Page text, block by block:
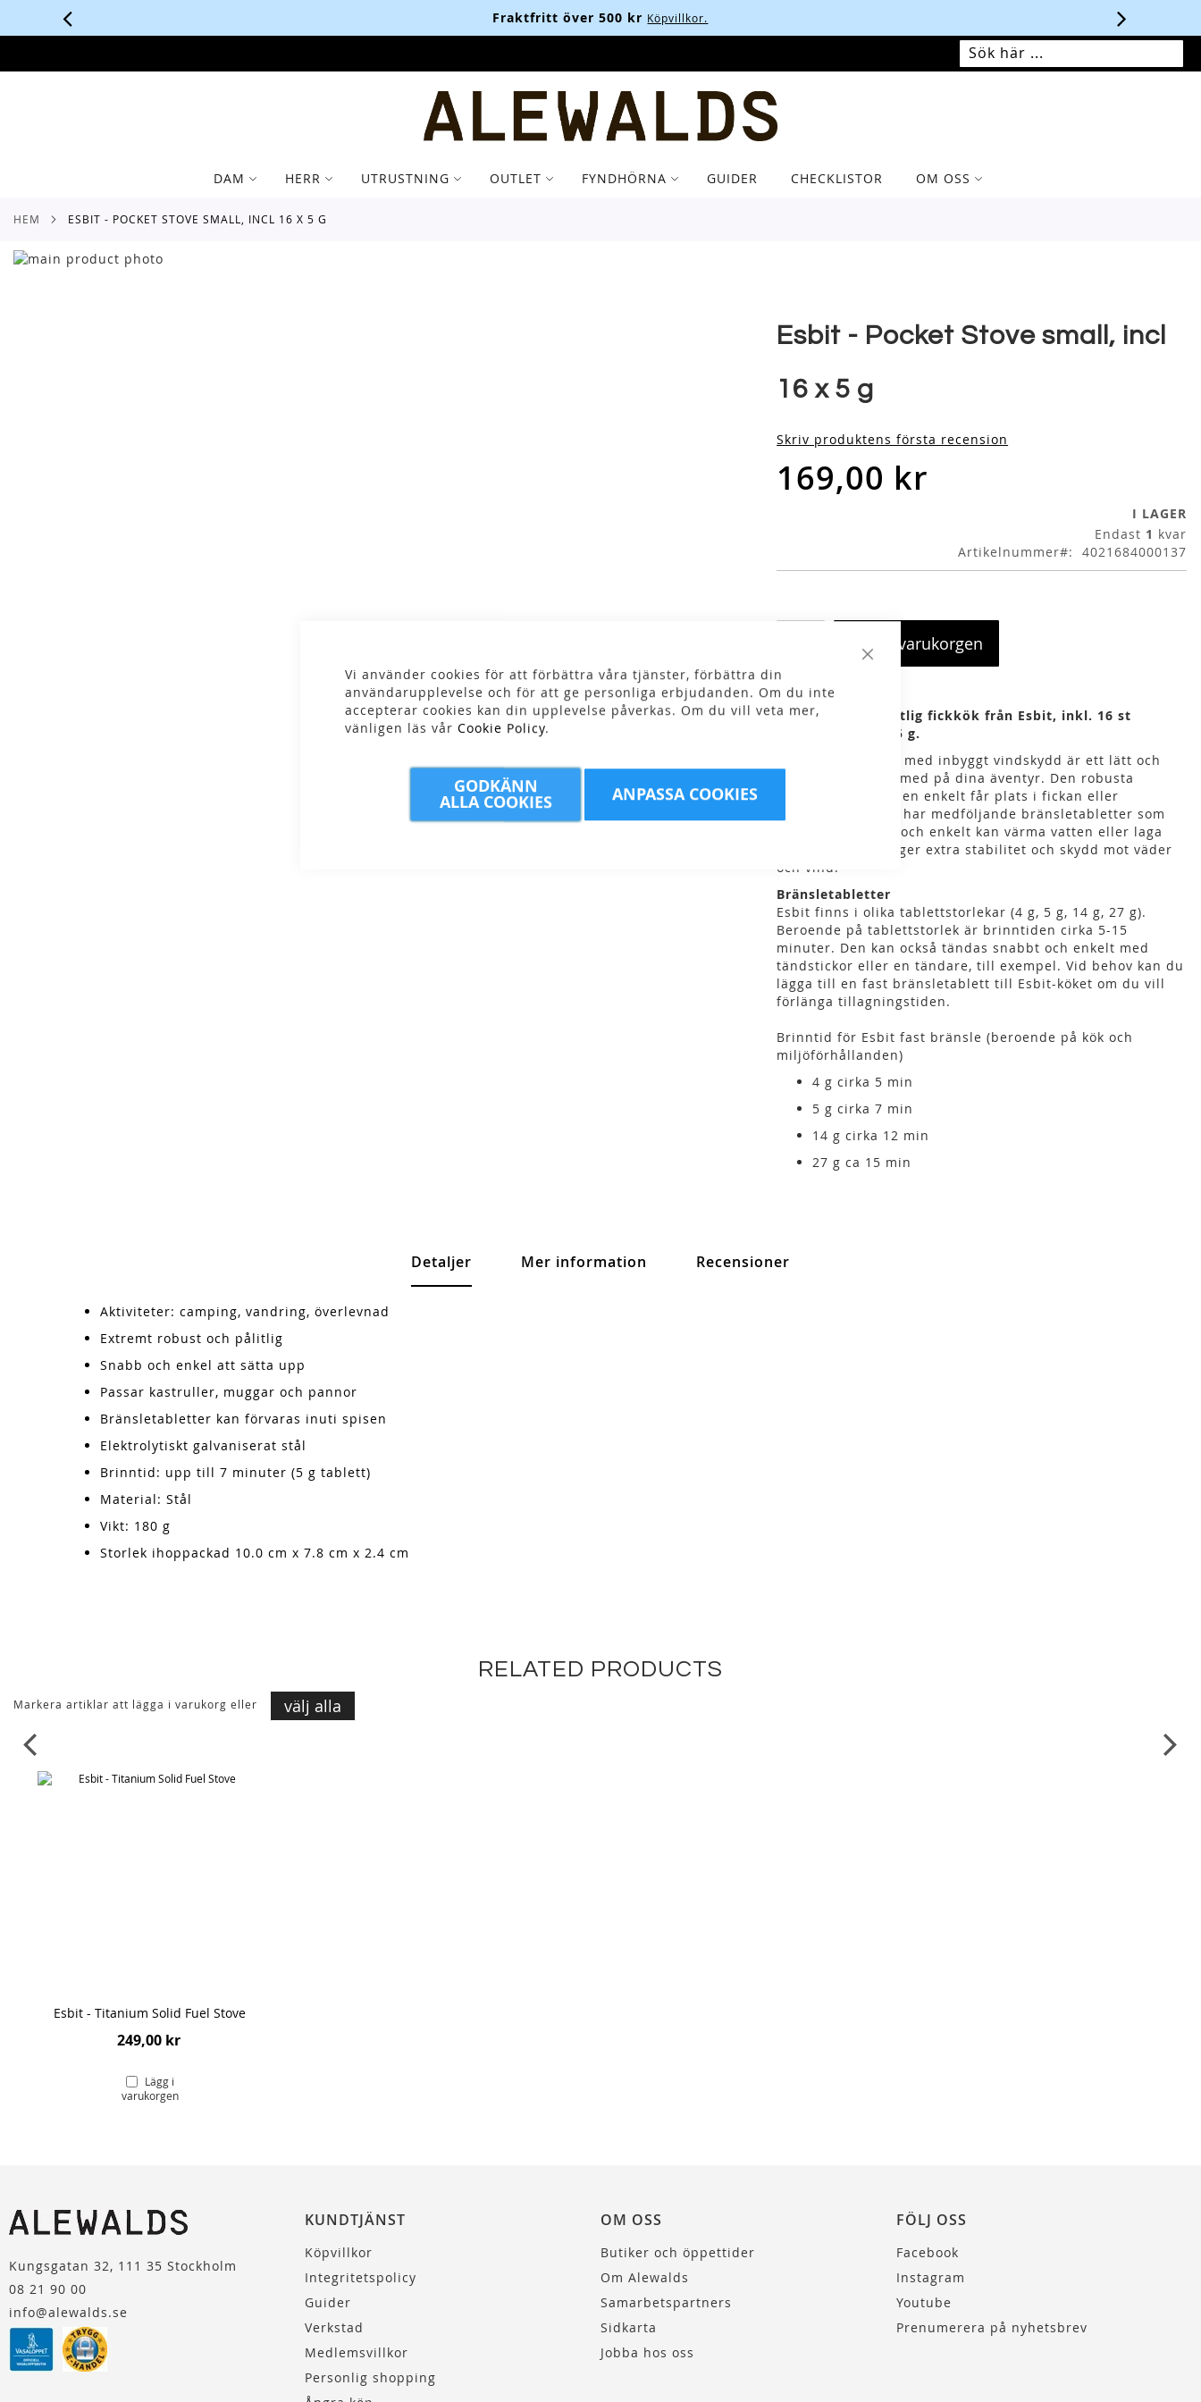
Stäng
Vi använder cookies för att förbättra våra tjänster, förbättra din
användarupplevelse och för att ge personliga erbjudanden. Om du inte
accepterar cookies kan din upplevelse påverkas. Om du vill veta mer,
vänligen läs vår Cookie Policy.
GODKÄNN
ALLA COOKIES ANPASSA COOKIES
Fraktfritt över 500 kr Köpvillkor.
SÖK SÖK
MIN VARUKORG
DAM HERR UTRUSTNING OUTLET FYNDHÖRNA GUIDER CHECKLISTOR OM OSS
HEM ESBIT - POCKET STOVE SMALL, INCL 16 X 5 G
Skip
Esbit - Pocket Stove small, incl
16 x 5 g
Skriv produktens första recension
169,00 kr
I LAGER
Endast 1 kvar
Artikelnummer
4021684000137
Lägg i varukorgen
Kompakt och pålitlig fickkök från Esbit, inkl. 16 st
bränsletabletter 5 g.
Esbit Pocket Stove med inbyggt vindskydd är ett lätt och
smidigt kök att ta med på dina äventyr. Den robusta
designen gör att den enkelt får plats i fickan eller
ryggsäcken. Köket har medföljande bränsletabletter som
gör att du snabbt och enkelt kan värma vatten eller laga
mat. Vindskyddet ger extra stabilitet och skydd mot väder
och vind.
Bränsletabletter
Esbit finns i olika tablettstorlekar (4 g, 5 g, 14 g, 27 g).
Beroende på tablettstorlek är brinntiden cirka 5-15
minuter. Den kan också tändas snabbt och enkelt med
tändstickor eller en tändare, till exempel. Vid behov kan du
lägga till en fast bränsletablett till Esbit-köket om du vill
förlänga tillagningstiden.
Brinntid för Esbit fast bränsle (beroende på kök och
miljöförhållanden)
4 g cirka 5 min
5 g cirka 7 min
14 g cirka 12 min
27 g ca 15 min
Detaljer
Aktiviteter: camping, vandring, överlevnad
Extremt robust och pålitlig
Snabb och enkel att sätta upp
Passar kastruller, muggar och pannor
Bränsletabletter kan förvaras inuti spisen
Elektrolytiskt galvaniserat stål
Brinntid: upp till 7 minuter (5 g tablett)
Material: Stål
Vikt: 180 g
Storlek ihoppackad 10.0 cm x 7.8 cm x 2.4 cm
Mer information Recensioner
RELATED PRODUCTS
Markera artiklar att lägga i varukorg eller välj alla
Esbit - Titanium Solid Fuel Stove
249,00 kr
Lägg i
varukorgen
Kungsgatan 32, 111 35 Stockholm
08 21 90 00
info@alewalds.se
KUNDTJÄNST
Köpvillkor
Integritetspolicy
Guider
Verkstad
Medlemsvillkor
Personlig shopping
OM OSS
Butiker och öppettider
Om Alewalds
Samarbetspartners
Sidkarta
Jobba hos oss
FÖLJ OSS
Facebook
Instagram
Youtube
Prenumerera på nyhetsbrev